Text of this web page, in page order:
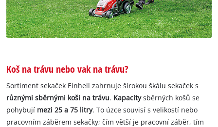
Koš na trávu nebo vak na trávu?
Sortiment sekaček Einhell zahrnuje širokou škálu sekaček s
různými sběrnými koši na trávu. Kapacitysběrných košů se
pohybují mezi 25 a 75 litry. To úzce souvisí s velikostí nebo
pracovním záběrem sekačky; čím větší je pracovní záběr, tím